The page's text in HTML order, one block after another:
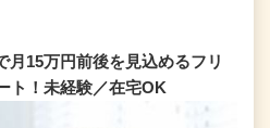
月15万円前後を見込めるフリ
ト！未経験／在宅OK